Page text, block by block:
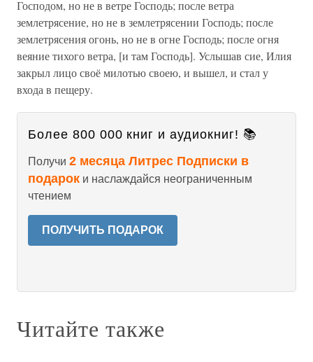
Господом, но не в ветре Господь; после ветра
землетрясение, но не в землетрясении Господь; после
землетрясения огонь, но не в огне Господь; после огня
веяние тихого ветра, [и там Господь]. Услышав сие, Илия
закрыл лицо своё милотью своею, и вышел, и стал у
входа в пещеру.
Более 800 000 книг и аудиокниг! 📚
Получи 2 месяца Литрес Подписки в
подарок и наслаждайся неограниченным
чтением
ПОЛУЧИТЬ ПОДАРОК
Читайте также